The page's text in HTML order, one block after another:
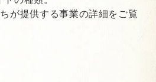
が提供する事業の詳細をご覧